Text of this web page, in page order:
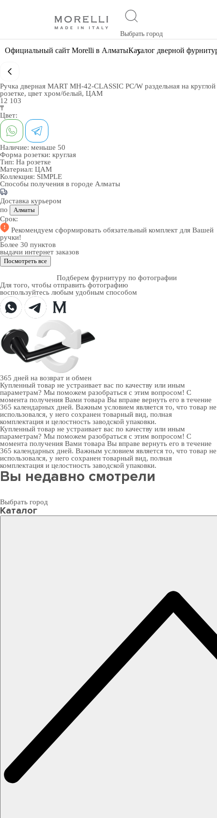
Выбрать город
Официальный сайт Morelli в АлматыКаталог дверной
Ручка дверная MART MH-42-CLASSIC PC/W раздельная на круглой
розетке, цвет хром/белый, ЦАМ
12 103
₸
Цвет:
Наличие: меньше 50
Форма розетки: круглая
Тип: На розетке
Материал: ЦАМ
Коллекция: SIMPLE
Способы получения в городе Алматы
Доставка курьером
по
Алматы
Срок:
Рекомендуем сформировать обязательный комплект для Вашей
ручки!
Более 30 пунктов
выдачи интернет заказов
Посмотреть все
Подберем фурнитуру по фотографии
Для того, чтобы отправить фотографию
воспользуйтесь любым удобным способом
365 дней на возврат и обмен
Купленный товар не устраивает вас по качеству или иным
параметрам? Мы поможем разобраться с этим вопросом! С
момента получения Вами товара Вы вправе вернуть его в течение
365 календарных дней. Важным условием является то, что товар не
использовался, у него сохранен товарный вид, полная
комплектация и целостность заводской упаковки.
Купленный товар не устраивает вас по качеству или иным
параметрам? Мы поможем разобраться с этим вопросом! С
момента получения Вами товара Вы вправе вернуть его в течение
365 календарных дней. Важным условием является то, что товар не
использовался, у него сохранен товарный вид, полная
комплектация и целостность заводской упаковки.
Вы недавно смотрели
Выбрать город
Каталог